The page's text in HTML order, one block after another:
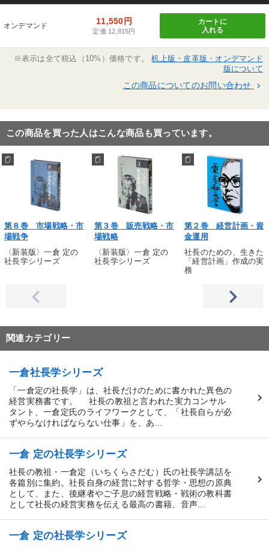
オンデマンド 11,550円
定価 12,815円
カートに
入れる
※表示は全て税込（10%）価格です。机上版・皮革版・オンデマンド
版について
この商品についてのお問い合わせ keyboard_arrow_right
この商品を買った人はこんな商品も買っています。
第８巻 市場戦略・市
場戦争
〈新装版〉一倉 定の
社長学シリーズ
第３巻 販売戦略・市
場戦略
〈新装版〉一倉 定の
社長学シリーズ
第２巻 経営計画・資
金運用
社長のための、生きた
「経営計画」作成の実
務
関連カテゴリー
一倉社長学シリーズ
「一倉定の社長学」は、社長だけのために書かれた異色の
経営実務書です。 社長の教祖と言われた実力コンサル
タント、一倉定氏のライフワークとして、「社長自らが必
ずやらなければならない仕事」を、あ...
一倉 定の社長学シリーズ
社長の教祖・一倉定（いちくらさだむ）氏の社長学講話を
各篇別に集約。社長自身の経営に対する哲学・思想の原典
として、また、後継者やご子息の経営戦略・戦術の教科書
として社長の経営実務を伝える最高の書籍、音声...
一倉 定の社長学シリーズ